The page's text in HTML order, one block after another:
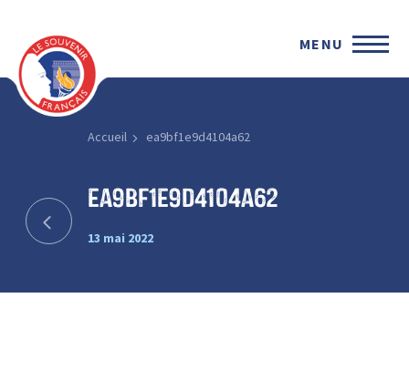
MENU
Accueil ea9bf1e9d4104a62
ea9bf1e9d4104a62
13 mai 2022